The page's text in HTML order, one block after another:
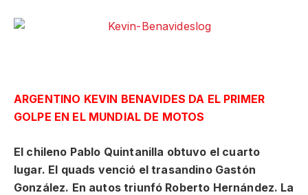
ARGENTINO KEVIN BENAVIDES DA EL PRIMER
GOLPE EN EL MUNDIAL DE MOTOS
El chileno Pablo Quintanilla obtuvo el cuarto
lugar. El quads venció el trasandino Gastón
González. En autos triunfó Roberto Hernández. La